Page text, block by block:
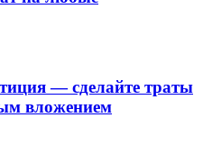
— сделайте траты
вложением